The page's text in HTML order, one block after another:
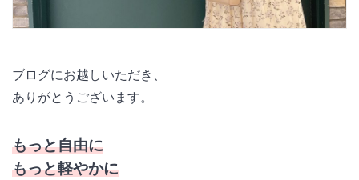
ブログにお越しいただき、
ありがとうございます。
もっと自由に
もっと軽やかに